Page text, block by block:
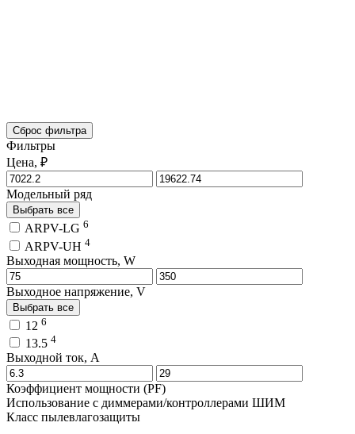
Сброс фильтра
Фильтры
Цена, ₽
Модельный ряд
Выбрать все
ARPV-LG 6
ARPV-UH 4
Выходная мощность, W
Выходное напряжение, V
Выбрать все
12 6
13.5 4
Выходной ток, A
Коэффициент мощности (PF)
Использование с диммерами/контроллерами ШИМ
Класс пылевлагозащиты